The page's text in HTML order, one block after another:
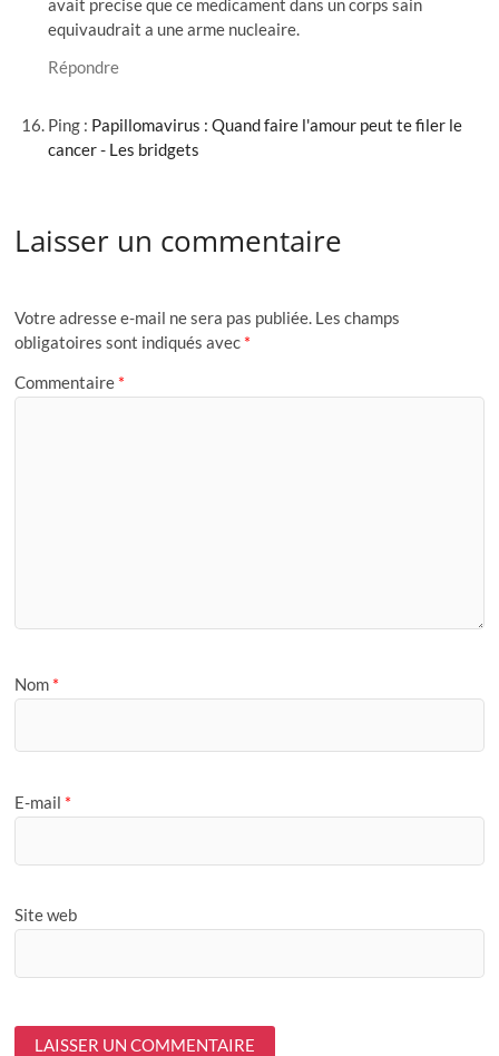
equivaudrait a une arme nucleaire.
Répondre
Ping : Papillomavirus : Quand faire l'amour peut te filer le
cancer - Les bridgets
Laisser un commentaire
Votre adresse e-mail ne sera pas publiée. Les champs
obligatoires sont indiqués avec *
Commentaire *
Nom *
E-mail *
Site web